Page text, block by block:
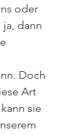
oder
ja, dann
Doch
Art
sie